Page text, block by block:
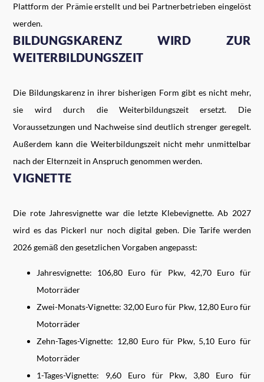
Plattform der Prämie erstellt und bei Partnerbetrieben eingelöst
werden.
BILDUNGSKARENZ WIRD ZUR
WEITERBILDUNGSZEIT
Die Bildungskarenz in ihrer bisherigen Form gibt es nicht mehr,
sie wird durch die Weiterbildungszeit ersetzt. Die
Voraussetzungen und Nachweise sind deutlich strenger geregelt.
Außerdem kann die Weiterbildungszeit nicht mehr unmittelbar
nach der Elternzeit in Anspruch genommen werden.
VIGNETTE
Die rote Jahresvignette war die letzte Klebevignette. Ab 2027
wird es das Pickerl nur noch digital geben. Die Tarife werden
2026 gemäß den gesetzlichen Vorgaben angepasst:
Jahresvignette: 106,80 Euro für Pkw, 42,70 Euro für
Motorräder
Zwei-Monats-Vignette: 32,00 Euro für Pkw, 12,80 Euro für
Motorräder
Zehn-Tages-Vignette: 12,80 Euro für Pkw, 5,10 Euro für
Motorräder
1-Tages-Vignette: 9,60 Euro für Pkw, 3,80 Euro für